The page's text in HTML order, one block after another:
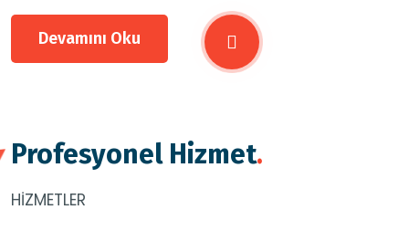
Devamını Oku
Profesyonel Hizmet.
HİZMETLER